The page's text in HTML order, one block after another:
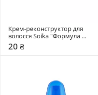
Крем-реконструктор для
волосся Soika "Формула
блиску"
20 ₴